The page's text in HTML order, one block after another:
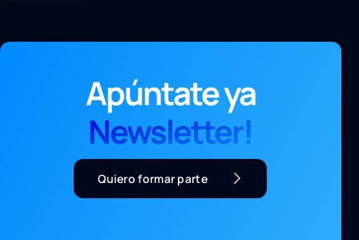
Apúntate ya
Newsletter!
Quiero formar parte